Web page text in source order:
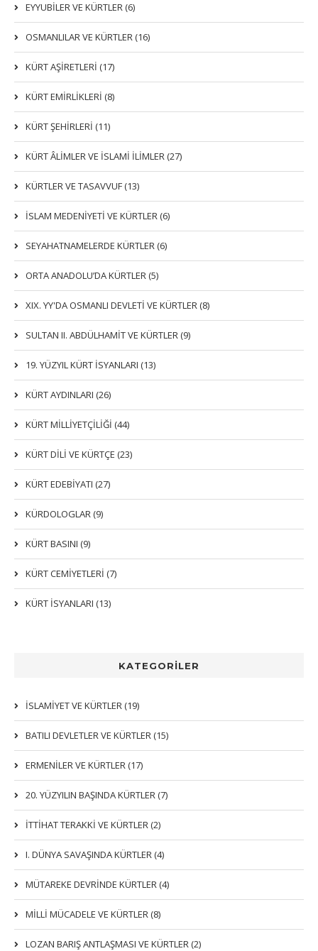
KATEGORİLER
İSLAMIYET VE KÜRTLER (19)
BATILI DEVLETLER VE KÜRTLER (15)
ERMENİLER VE KÜRTLER (17)
20. YÜZYILIN BAŞINDA KÜRTLER (7)
İTTIHAT TERAKKI VE KÜRTLER (2)
I. DÜNYA SAVAŞINDA KÜRTLER (4)
MÜTAREKE DEVRİNDE KÜRTLER (4)
MİLLİ MÜCADELE VE KÜRTLER (8)
LOZAN BARIŞ ANTLAŞMASI VE KÜRTLER (2)
EYYUBİLER VE KÜRTLER (6)
OSMANLILAR VE KÜRTLER (16)
KÜRT AŞİRETLERİ (17)
KÜRT EMİRLİKLERİ (8)
KÜRT ŞEHİRLERİ (11)
KÜRT ÂLİMLER VE İSLAMİ İLİMLER (27)
KÜRTLER VE TASAVVUF (13)
İSLAM MEDENİYETİ VE KÜRTLER (6)
SEYAHATNAMELERDE KÜRTLER (6)
ORTA ANADOLU’DA KÜRTLER (5)
XIX. YY'DA OSMANLI DEVLETI VE KÜRTLER (8)
SULTAN II. ABDÜLHAMİT VE KÜRTLER (9)
19. YÜZYIL KÜRT İSYANLARI (13)
KÜRT AYDINLARI (26)
KÜRT MİLLİYETÇİLİĞİ (44)
KÜRT DİLİ VE KÜRTÇE (23)
KÜRT EDEBİYATI (27)
KÜRDOLOGLAR (9)
KÜRT BASINI (9)
KÜRT CEMİYETLERİ (7)
KÜRT İSYANLARI (13)